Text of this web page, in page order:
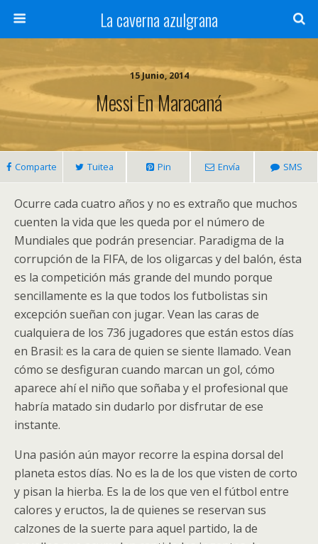
La caverna azulgrana
15 Junio, 2014
Messi En Maracaná
Comparte Tuitea Pin Envía SMS
Ocurre cada cuatro años y no es extraño que muchos
cuenten la vida que les queda por el número de
Mundiales que podrán presenciar. Paradigma de la
corrupción de la FIFA, de los oligarcas y del balón, ésta
es la competición más grande del mundo porque
sencillamente es la que todos los futbolistas sin
excepción sueñan con jugar. Vean las caras de
cualquiera de los 736 jugadores que están estos días
en Brasil: es la cara de quien se siente llamado. Vean
cómo se desfiguran cuando marcan un gol, cómo
aparece ahí el niño que soñaba y el profesional que
habría matado sin dudarlo por disfrutar de ese
instante.
Una pasión aún mayor recorre la espina dorsal del
planeta estos días. No es la de los que visten de corto
y pisan la hierba. Es la de los que ven el fútbol entre
calores y eructos, la de quienes se reservan sus
calzones de la suerte para aquel partido, la de